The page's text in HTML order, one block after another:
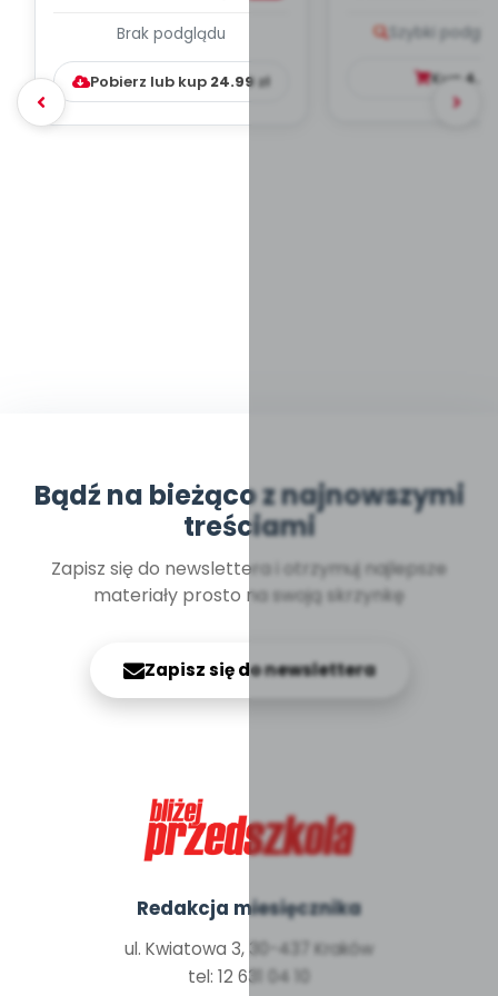
WYCHOWAWCZO –
DYDAKTYC...
Brak podglądu
Pobierz lub kup 24.99zł
Szybki
Kup
Bądź na bieżąco z najnowszymi
treściami
Zapisz się do newslettera i otrzymuj najlepsze
materiały prosto na swoją skrzynkę
Zapisz się do newslettera
Redakcja miesięcznika
ul. Kwiatowa 3, 30-437 Kraków
tel: 12 631 04 10